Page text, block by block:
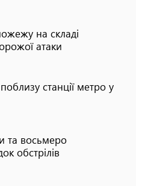
на складі
атаки
станції метро у
та восьмеро
обстрілів